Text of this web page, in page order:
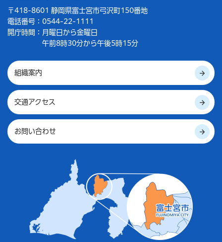
〒418-8601 静岡県富士宮市弓沢町150番地
電話番号：0544-22-1111
開庁時間： 月曜日から金曜日
午前8時30分から午後5時15分
組織案内
交通アクセス
お問い合わせ